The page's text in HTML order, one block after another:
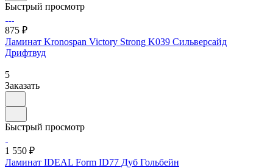
Быстрый просмотр
875 ₽
Ламинат Kronospan Victory Strong K039 Сильверсайд
Дрифтвуд
5
Заказать
Быстрый просмотр
1 550 ₽
Ламинат IDEAL Form ID77 Дуб Гольбейн